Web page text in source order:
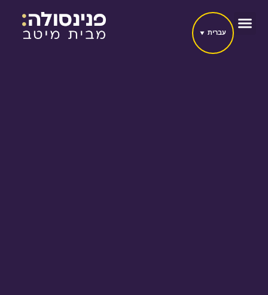
עברית